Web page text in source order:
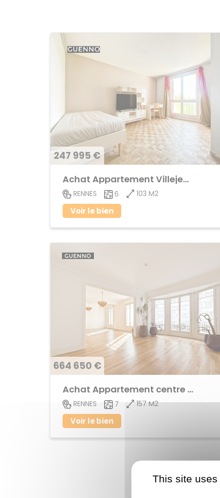
247 995 €
Achat Appartement Villejean
RENNES 6 103 M2
Voir le bien
664 650 €
Achat Appartement centre ville
RENNES 7 157 M2
Voir le bien
This site